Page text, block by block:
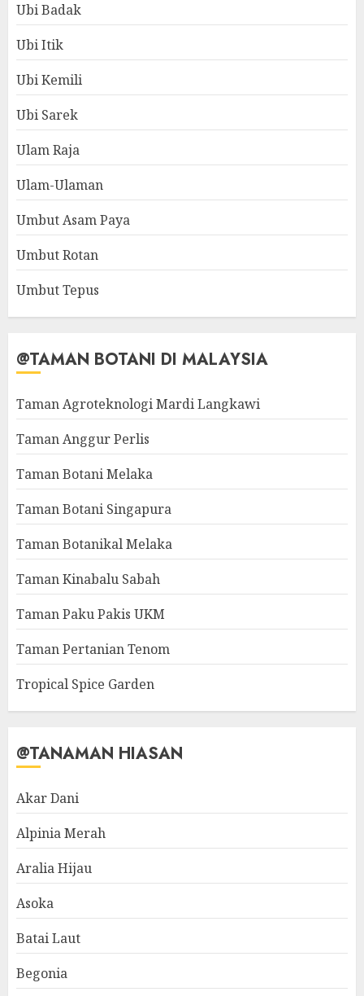
Ubi Badak
Ubi Itik
Ubi Kemili
Ubi Sarek
Ulam Raja
Ulam-Ulaman
Umbut Asam Paya
Umbut Rotan
Umbut Tepus
@TAMAN BOTANI DI MALAYSIA
Taman Agroteknologi Mardi Langkawi
Taman Anggur Perlis
Taman Botani Melaka
Taman Botani Singapura
Taman Botanikal Melaka
Taman Kinabalu Sabah
Taman Paku Pakis UKM
Taman Pertanian Tenom
Tropical Spice Garden
@TANAMAN HIASAN
Akar Dani
Alpinia Merah
Aralia Hijau
Asoka
Batai Laut
Begonia